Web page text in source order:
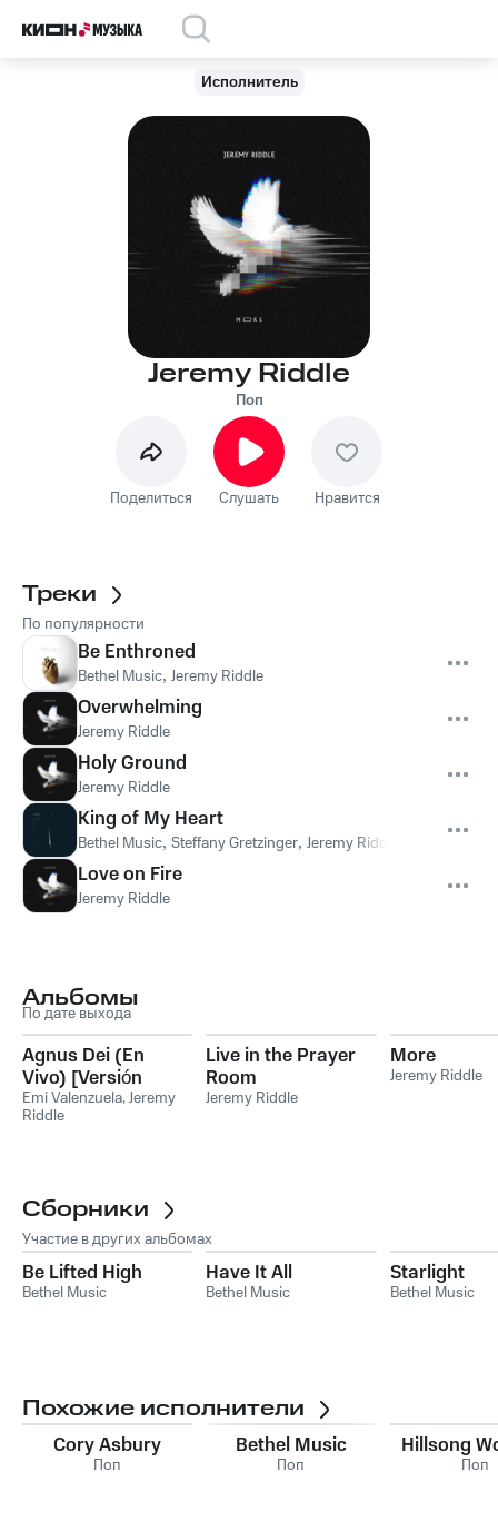
Исполнитель
Jeremy Riddle
Поп
Поделиться Слушать Нравится
Треки
По популярности
Be Enthroned
Bethel Music, Jeremy Riddle
Overwhelming
Jeremy Riddle
Holy Ground
Jeremy Riddle
King of My Heart
Bethel Music, Steffany Gretzinger, Jeremy Riddle
Love on Fire
Jeremy Riddle
Альбомы
По дате выхода
Agnus Dei (En
Vivo) [Versión
Bilingüe]
Emi Valenzuela,Jeremy
Riddle
Live in the Prayer
Room
Jeremy Riddle
More
Jeremy Riddle
Сборники
Участие в других альбомах
Be Lifted High
Bethel Music
Have It All
Bethel Music
Starlight
Bethel Music
Похожие исполнители
Cory Asbury
Поп
Bethel Music
Поп
Hillsong
Поп